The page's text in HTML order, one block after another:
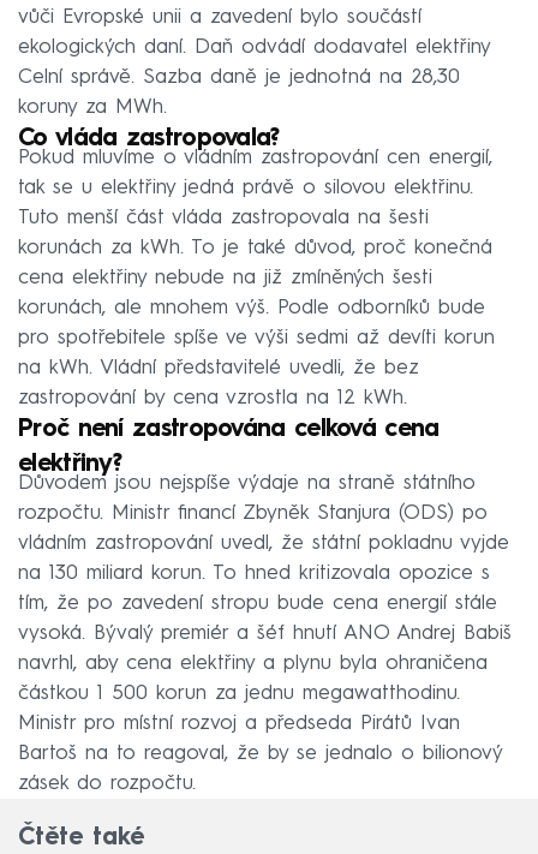
vůči Evropské unii a zavedení bylo součástí
ekologických daní. Daň odvádí dodavatel elektřiny
Celní správě. Sazba daně je jednotná na 28,30
koruny za MWh.
Co vláda zastropovala?
Pokud mluvíme o vládním zastropování cen energií,
tak se u elektřiny jedná právě o silovou elektřinu.
Tuto menší část vláda zastropovala na šesti
korunách za kWh. To je také důvod, proč konečná
cena elektřiny nebude na již zmíněných šesti
korunách, ale mnohem výš. Podle odborníků bude
pro spotřebitele spíše ve výši sedmi až devíti korun
na kWh. Vládní představitelé uvedli, že bez
zastropování by cena vzrostla na 12 kWh.
Proč není zastropována celková cena
elektřiny?
Důvodem jsou nejspíše výdaje na straně státního
rozpočtu. Ministr financí Zbyněk Stanjura (ODS) po
vládním zastropování uvedl, že státní pokladnu vyjde
na 130 miliard korun. To hned kritizovala opozice s
tím, že po zavedení stropu bude cena energií stále
vysoká. Bývalý premiér a šéf hnutí ANO Andrej Babiš
navrhl, aby cena elektřiny a plynu byla ohraničena
částkou 1 500 korun za jednu megawatthodinu.
Ministr pro místní rozvoj a předseda Pirátů Ivan
Bartoš na to reagoval, že by se jednalo o bilionový
zásek do rozpočtu.
Čtěte také